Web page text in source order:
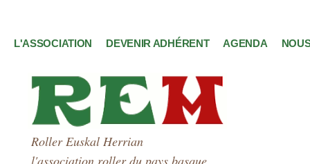
Roller Euskal Herrian
l'association roller du pays basque
L'ASSOCIATION DEVENIR ADHÉRENT AGENDA